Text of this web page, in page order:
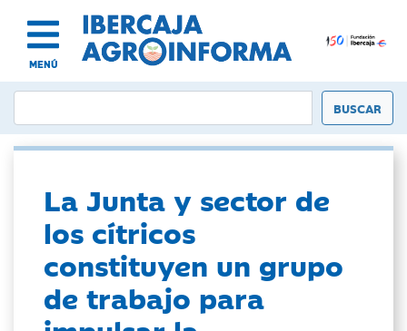
MENÚ
La Junta y sector de
los cítricos
constituyen un grupo
de trabajo para